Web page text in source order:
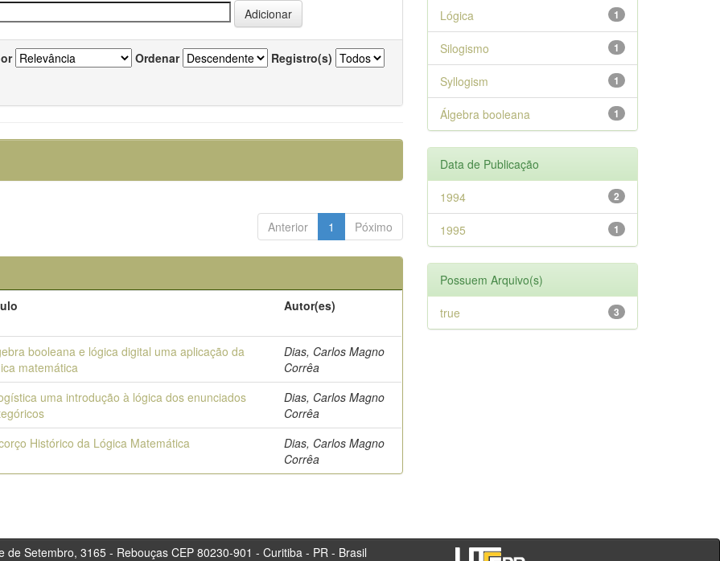
Ordenar Registro(s)
Anterior 1 Póximo
Autor(es)
booleana e lógica digital uma aplicação da
matemática
Dias, Carlos Magno
Corrêa
uma introdução à lógica dos enunciados
Dias, Carlos Magno
Corrêa
Histórico da Lógica Matemática
Dias, Carlos Magno
Corrêa
1
Lógica
1
Silogismo
1
Syllogism
1
Álgebra booleana
Data de Publicação
2
1994
1
1995
Possuem Arquivo(s)
3
true
3165 - Rebouças CEP 80230-901 - Curitiba - PR - Brasil